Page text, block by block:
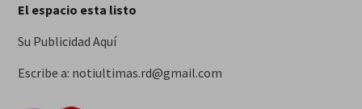
El espacio esta listo
Su Publicidad Aquí
Escribe a: notiultimas.rd@gmail.com